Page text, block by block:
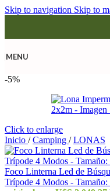
Skip to navigation Skip to
MENU
-5%
Click to enlarge
Inicio / Camping / LONAS
Foco Linterna Led de
Trípode 4 Modos -